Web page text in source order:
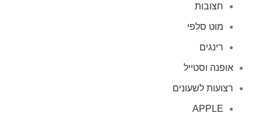
חצובות
מוט סלפי
רינגים
אופנה וסטייל
רצועות לשעונים
APPLE